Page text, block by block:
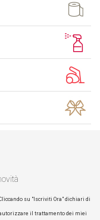
su "Iscriviti Ora" dichiari di
il trattamento dei miei